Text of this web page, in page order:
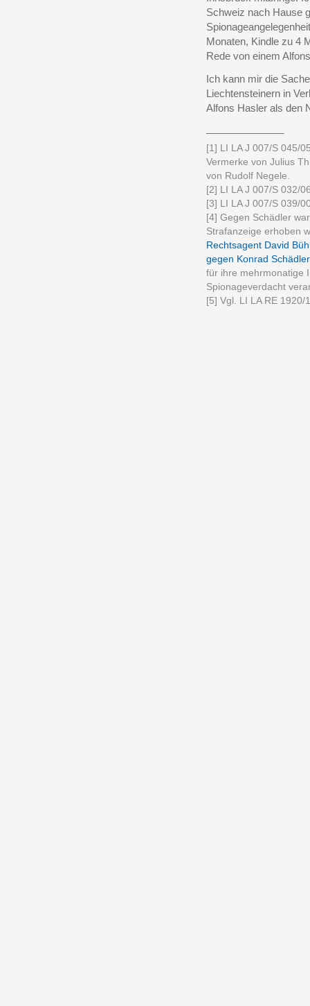
Schweiz nach Hause
Monaten, Kindle zu 4
Rede von einem
Ich kann mir die
Liechtensteinern in
Alfons Hasler als den
[1] LI LA J 007/S 045/
Vermerke von Julius
von Rudolf Negele.
[2] LI LA J 007/S 032/
[3] LI LA J 007/S 039/
[4] Gegen Schädler
Strafanzeige erhoben
Rechtsagent David
gegen Konrad
für ihre mehrmonatige
Spionageverdacht
[5] Vgl. LI LA RE 1920/